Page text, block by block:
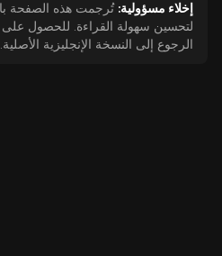
إخلاء مسؤولية: تُرجمت هذه الصفحة
لتحسين سهولة القراءة. للحصول
الرجوع إلى النسخة الإنجليزية الأصلية.